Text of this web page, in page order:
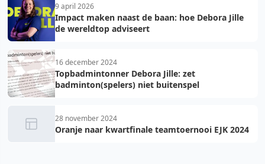
9 april 2026
Impact maken naast de baan: hoe Debora Jille
de wereldtop adviseert
16 december 2024
Topbadmintonner Debora Jille: zet
badminton(spelers) niet buitenspel
28 november 2024
Oranje naar kwartfinale teamtoernooi EJK 2024